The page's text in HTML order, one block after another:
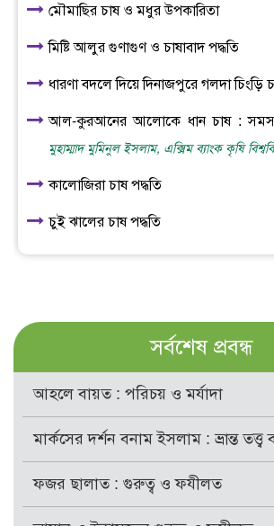
মৌমাছির চাষ ও মধুর উপকারিতা
মিষ্টি আলুর গুণাগুণ ও চাষাবাদ পদ্ধতি
ধারণা বদলে দিয়ে দিনাজপুরে গলদা চিংড়ি
আল-কুরআনের আলোকে ধান চাষ :
মুহাম্মাদ মুমিনুল ইসলাম, এক্সিম ব্যাংক কৃষি
কালোজিরা চাষ পদ্ধতি
চুই ঝালের চাষ পদ্ধতি
সর্বশেষ প্রবন্ধ
আহলে বায়ত : পরিচয় ও মর্যাদা
মার্কসের দর্শন বনাম ইসলাম : ভ্রান্ত
ফজর ছালাত : গুরুত্ব ও ফযীলত